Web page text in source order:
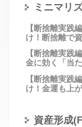
ミニマリ
【断捨離実践
け！断捨離で
【断捨離実践
金に効く「当
【断捨離実践
け！金運も上
資産形成